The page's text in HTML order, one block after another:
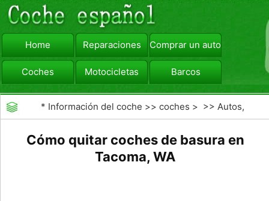
Home Reparaciones Comprar un automóvil
Coches Motocicletas Barcos
viajar Camiones
* Información del coche >>coches > >>Autos,
Cómo quitar coches de basura en
Tacoma, WA